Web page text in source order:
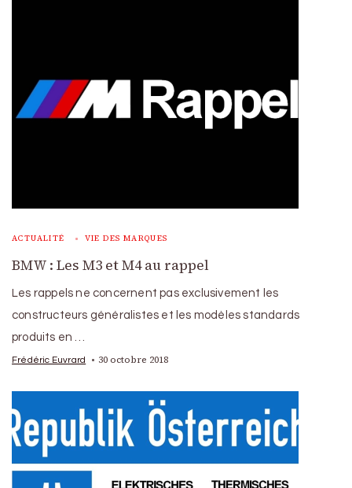
ACTUALITÉ VIE DES MARQUES
BMW : Les M3 et M4 au rappel
Les rappels ne concernent pas exclusivement les
constructeurs généralistes et les modèles standards
produits en …
Frédéric Euvrard 30 octobre 2018